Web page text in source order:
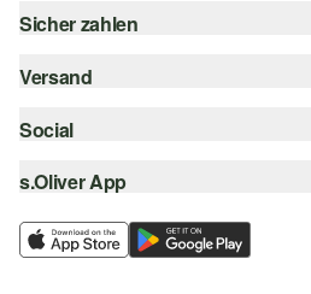
Größenberatung
Newsletter
s.Oliver Card
Wunschliste
Nachhaltigkeit
Sicher zahlen
Rechnung
Kreditkarte
Klarna
Versand
Sendungsverfolgung
SwissPost
My Post 24
Social
instagram
facebook
s.Oliver App